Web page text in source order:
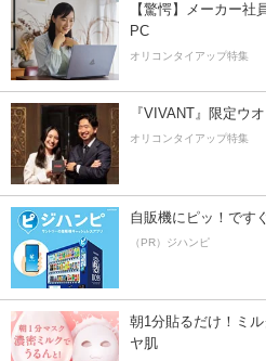
【驚愕】メーカー
PC
オリコンタイアップ特集
『VIVANT』限定ウ
オリコンタイアップ特集
自販機にピッ！です
（PR）ジハンピ
朝1分貼るだけ！ミ
ヤ肌